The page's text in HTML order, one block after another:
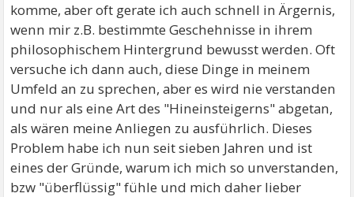
komme, aber oft gerate ich auch schnell in Ärgernis,
wenn mir z.B. bestimmte Geschehnisse in ihrem
philosophischem Hintergrund bewusst werden. Oft
versuche ich dann auch, diese Dinge in meinem
Umfeld an zu sprechen, aber es wird nie verstanden
und nur als eine Art des "Hineinsteigerns" abgetan,
als wären meine Anliegen zu ausführlich. Dieses
Problem habe ich nun seit sieben Jahren und ist
eines der Gründe, warum ich mich so unverstanden,
bzw "überflüssig" fühle und mich daher lieber